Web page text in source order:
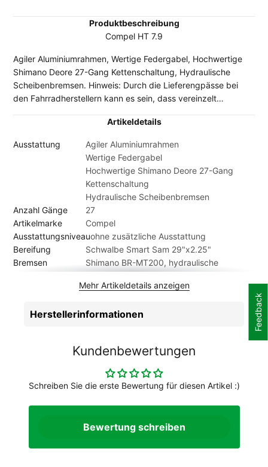
Produktbeschreibung
Compel HT 7.9
Agiler Aluminiumrahmen, Wertige Federgabel, Hochwertige
Shimano Deore 27-Gang Kettenschaltung, Hydraulische
Scheibenbremsen. Hinweis: Durch die Lieferengpässe bei
den Fahrradherstellern kann es sein, dass vereinzelt
gleichwertige oder sogar höherwertige Bauteile ersetzt
Fahrrad von den Abbildungen im Shop abweicht.
Artikeldetails
Ausstattung
Agiler Aluminiumrahmen
Wertige Federgabel
Hochwertige Shimano Deore 27-Gang
Kettenschaltung
Hydraulische Scheibenbremsen
Anzahl Gänge
27
Artikelmarke
Compel
Ausstattungsniveauohne zusätzliche Ausstattung
Bereifung
Schwalbe Smart Sam 29"x2.25"
Bremsen
Shimano BR-MT200, hydraulische
Shimano BL-MT200
Felgen
Aluminium, 32 Loch
Gewicht Kg. ca.
15 kg
MTB Griffe
Hinterradnabe
Shimano HB-TX505
Kassette
Shimano CS-HG201, 11-36 Zähne
Shimano FC-MT300
Laufradgröße
29 Zoll
Mehr Artikeldetails anzeigen
Herstellerinformationen
Kundenbewertungen
Schreiben Sie die erste Bewertung für diesen Artikel :)
Bewertung schreiben
Feedback